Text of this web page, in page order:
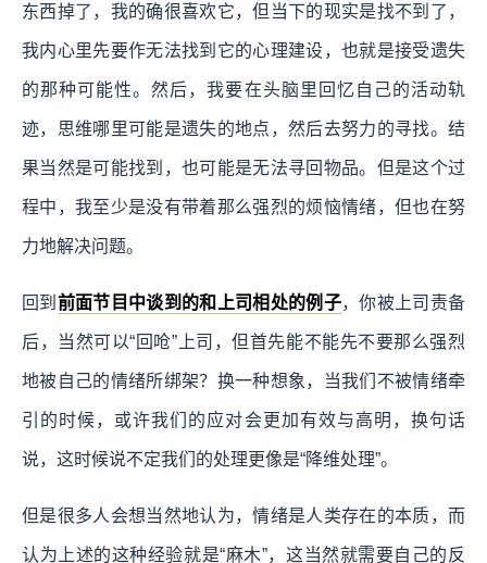
东西掉了，我的确很喜欢它，但当下的现实是找不到了，
我内心里先要作无法找到它的心理建设，也就是接受遗失
的那种可能性。然后，我要在头脑里回忆自己的活动轨
迹，思维哪里可能是遗失的地点，然后去努力的寻找。结
果当然是可能找到，也可能是无法寻回物品。但是这个过
程中，我至少是没有带着那么强烈的烦恼情绪，但也在努
力地解决问题。
回到 前面节目中谈到的和上司相处的例子，你被上司责备
后，当然可以“回呛”上司，但首先能不能先不要那么强烈
地被自己的情绪所绑架？换一种想象，当我们不被情绪牵
引的时候，或许我们的应对会更加有效与高明，换句话
说，这时候说不定我们的处理更像是“降维处理”。
但是很多人会想当然地认为，情绪是人类存在的本质，而
认为上述的这种经验就是“麻木”，这当然就需要自己的反